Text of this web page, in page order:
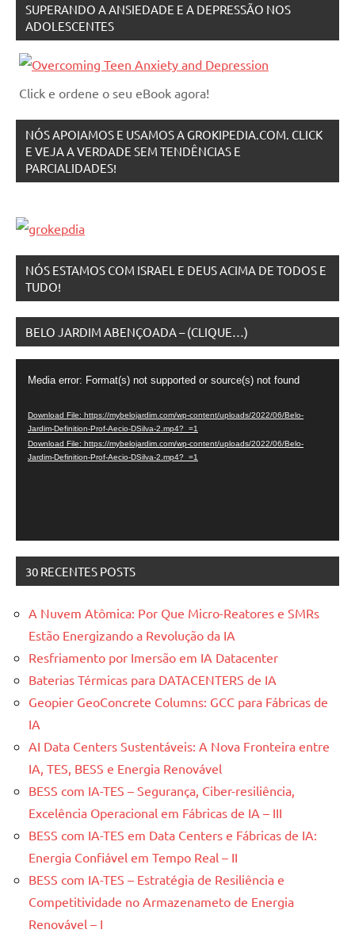
SUPERANDO A ANSIEDADE E A DEPRESSÃO NOS
ADOLESCENTES
Click e ordene o seu eBook agora!
NÓS APOIAMOS E USAMOS A GROKIPEDIA.COM. CLICK
E VEJA A VERDADE SEM TENDÊNCIAS E
PARCIALIDADES!
NÓS ESTAMOS COM ISRAEL E DEUS ACIMA DE TODOS E
TUDO!
BELO JARDIM ABENÇOADA – (CLIQUE…)
Media error: Format(s) not supported or source(s) not found
Download File: https://mybelojardim.com/wp-content/uploads/2022/06/Belo-
Jardim-Definition-Prof-Aecio-DSilva-2.mp4?_=1
Download File: https://mybelojardim.com/wp-content/uploads/2022/06/Belo-
Jardim-Definition-Prof-Aecio-DSilva-2.mp4?_=1
30 RECENTES POSTS
A Nuvem Atômica: Por Que Micro-Reatores e SMRs
Estão Energizando a Revolução da IA
Resfriamento por Imersão em IA Datacenter
Baterias Térmicas para DATACENTERS de IA
Geopier GeoConcrete Columns: GCC para Fábricas de
IA
AI Data Centers Sustentáveis: A Nova Fronteira entre
IA, TES, BESS e Energia Renovável
BESS com IA-TES – Segurança, Ciber-resiliência,
Excelência Operacional em Fábricas de IA – III
BESS com IA-TES em Data Centers e Fábricas de IA:
Energia Confiável em Tempo Real – II
BESS com IA-TES – Estratégia de Resiliência e
Competitividade no Armazenameto de Energia
Renovável – I